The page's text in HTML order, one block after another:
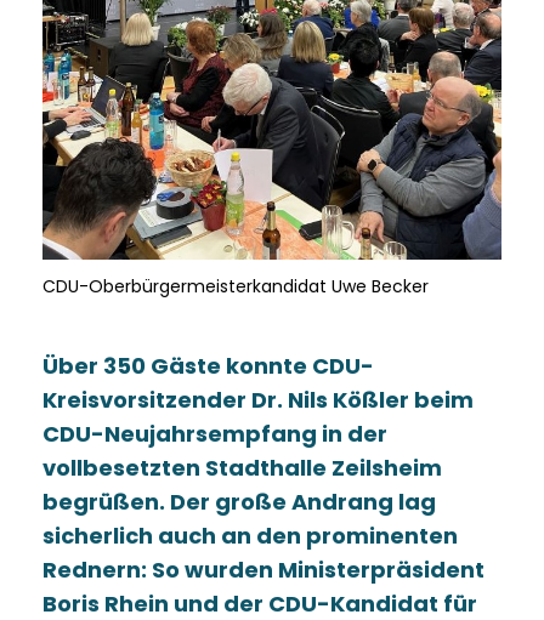
CDU-Oberbürgermeisterkandidat Uwe Becker
Über 350 Gäste konnte CDU-
Kreisvorsitzender Dr. Nils Kößler beim
CDU-Neujahrsempfang in der
vollbesetzten Stadthalle Zeilsheim
begrüßen. Der große Andrang lag
sicherlich auch an den prominenten
Rednern: So wurden Ministerpräsident
Boris Rhein und der CDU-Kandidat für